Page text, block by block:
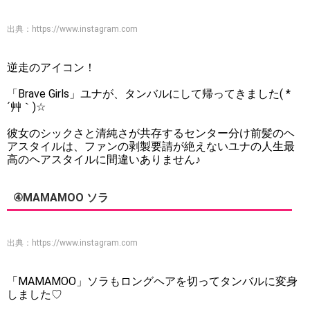
出典： https://www.instagram.com
逆走のアイコン！
「Brave Girls」ユナが、タンバルにして帰ってきました( *
´艸｀)☆
彼女のシックさと清純さが共存するセンター分け前髪のヘ
アスタイルは、ファンの剥製要請が絶えないユナの人生最
高のヘアスタイルに間違いありません♪
④MAMAMOO ソラ
出典： https://www.instagram.com
「MAMAMOO」ソラもロングヘアを切ってタンバルに変身
しました♡